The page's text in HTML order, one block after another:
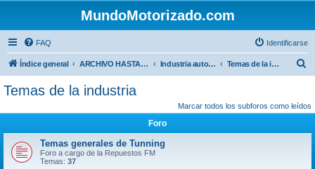
MundoMotorizado.com
FAQ Identificarse
Índice general ARCHIVO HASTA 2018 Industria automotriz Temas de la industria
c
Temas de la industria
Marcar todos los subforos como leídos
Foro
Temas generales de Tunning
Foro a cargo de la Repuestos FM
Temas: 37